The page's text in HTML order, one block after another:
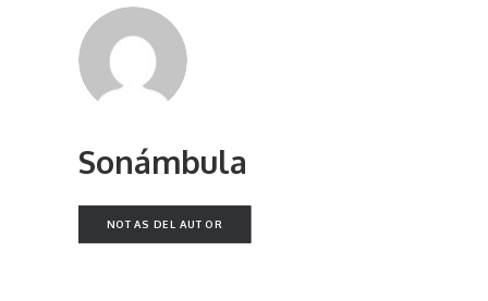
Sonámbula
NOTAS DEL AUTOR